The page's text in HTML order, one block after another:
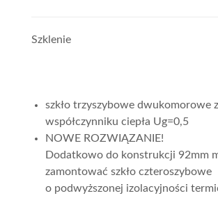
Szklenie
szkło trzyszybowe dwukomorowe
współczynniku ciepła Ug=0,5
NOWE ROZWIĄZANIE!
Dodatkowo do konstrukcji 92mm
zamontować szkło czteroszybowe
o podwyższonej izolacyjności